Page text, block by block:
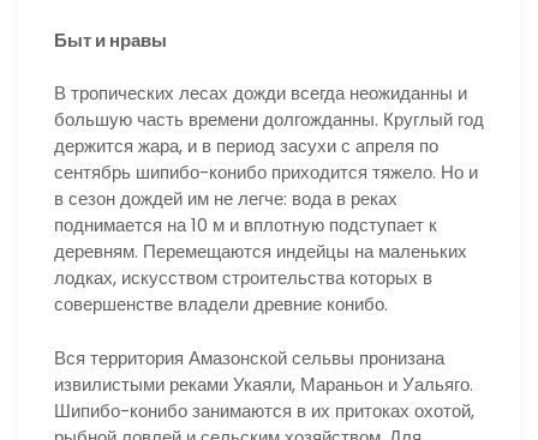
Быт и нравы
В тропических лесах дожди всегда неожиданны и
большую часть времени долгожданны. Круглый год
держится жара, и в период засухи с апреля по
сентябрь шипибо-конибо приходится тяжело. Но и
в сезон дождей им не легче: вода в реках
поднимается на 10 м и вплотную подступает к
деревням. Перемещаются индейцы на маленьких
лодках, искусством строительства которых в
совершенстве владели древние конибо.
Вся территория Амазонской сельвы пронизана
извилистыми реками Укаяли, Мараньон и Уальяго.
Шипибо-конибо занимаются в их притоках охотой,